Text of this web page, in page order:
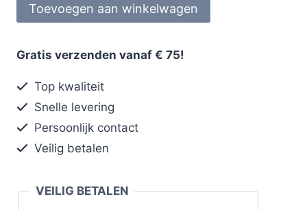
Toevoegen aan winkelwagen
Gratis verzenden vanaf € 75!
Top kwaliteit
Snelle levering
Persoonlijk contact
Veilig betalen
VEILIG BETALEN